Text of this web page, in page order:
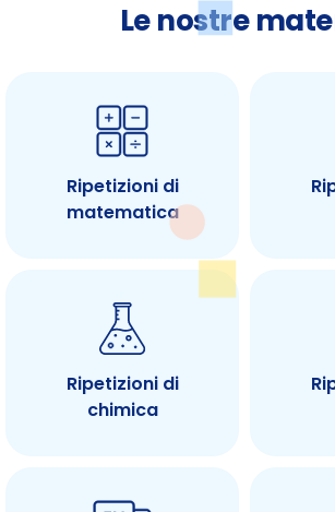
Le nostre
Ripetizioni di
matematica
Ripetizioni di
chimica